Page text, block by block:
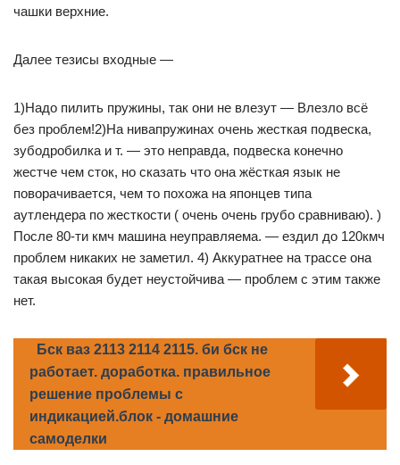
чашки верхние.
Далее тезисы входные —
1)Надо пилить пружины, так они не влезут — Влезло всё
без проблем!2)На нивапружинах очень жесткая подвеска,
зубодробилка и т. — это неправда, подвеска конечно
жестче чем сток, но сказать что она жёсткая язык не
поворачивается, чем то похожа на японцев типа
аутлендера по жесткости ( очень очень грубо сравниваю). )
После 80-ти кмч машина неуправляема. — ездил до 120кмч
проблем никаких не заметил. 4) Аккуратнее на трассе она
такая высокая будет неустойчива — проблем с этим также
нет.
Бск ваз 2113 2114 2115. би бск не
работает. доработка. правильное
решение проблемы с
индикацией.блок - домашние
самоделки